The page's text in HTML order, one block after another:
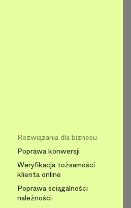
Rozwiązania dla biznesu
Poprawa konwersji
Weryfikacja tożsamości
klienta online
Poprawa ściągalności
należności